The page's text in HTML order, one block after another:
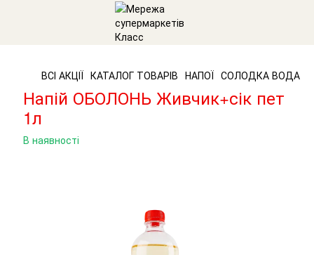
ВСІ АКЦІЇ КАТАЛОГ ТОВАРІВ НАПОЇ СОЛОДКА ВОДА
Напій ОБОЛОНЬ Живчик+сік пет
1л
В наявності